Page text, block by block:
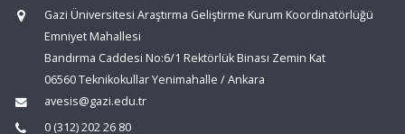
Gazi Üniversitesi Araştırma Geliştirme Kurum Koordinatörlüğü
Emniyet Mahallesi
Bandırma Caddesi No:6/1 Rektörlük Binası Zemin Kat
06560 Teknikokullar Yenimahalle / Ankara
avesis@gazi.edu.tr
0 (312) 202 26 80